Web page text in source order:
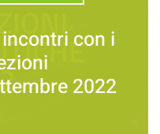
con i
2022